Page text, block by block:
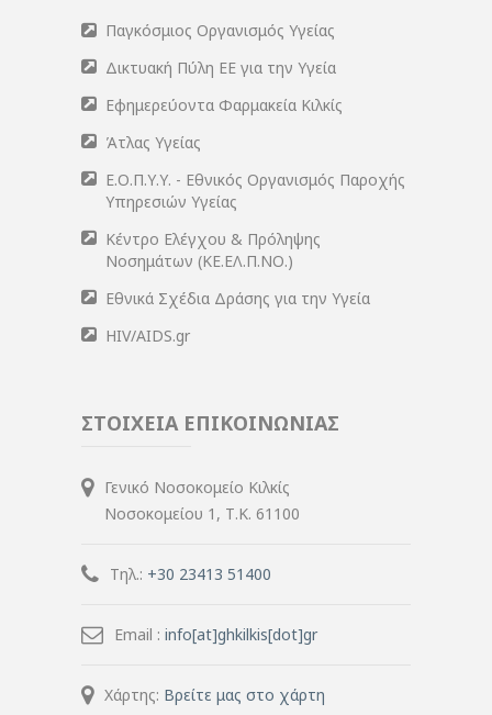
Παγκόσμιος Οργανισμός Υγείας
Δικτυακή Πύλη ΕΕ για την Υγεία
Εφημερεύοντα Φαρμακεία Κιλκίς
Άτλας Υγείας
Ε.Ο.Π.Υ.Υ. - Εθνικός Οργανισμός Παροχής
Υπηρεσιών Υγείας
Κέντρο Ελέγχου & Πρόληψης
Νοσημάτων (ΚΕ.ΕΛ.Π.ΝΟ.)
Εθνικά Σχέδια Δράσης για την Υγεία
HIV/AIDS.gr
ΣΤΟΙΧΕΙΑ ΕΠΙΚΟΙΝΩΝΙΑΣ
Γενικό Νοσοκομείο Κιλκίς
Νοσοκομείου 1, Τ.Κ. 61100
Τηλ.: +30 23413 51400
Email : info[at]ghkilkis[dot]gr
Χάρτης: Βρείτε μας στο χάρτη